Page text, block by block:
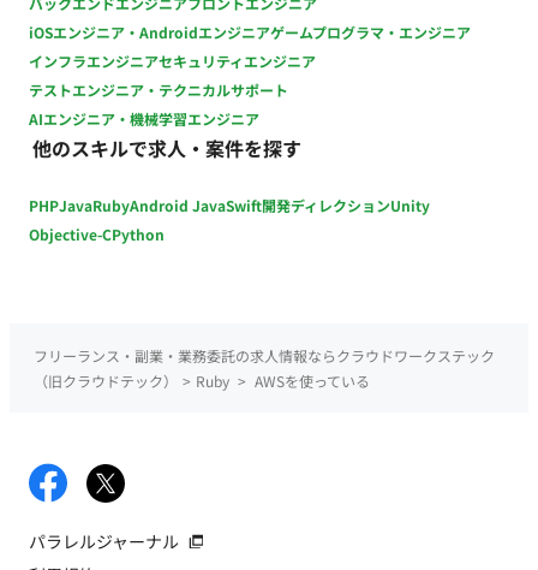
とに開発～単体テストを御依頼します。 ■開発環境 [フロントエ
ンド] ・Vue.js、TypeScript [バックエンド] ・Ruby on rails [バ
ッチ処理] ・GO [APIサーバー] ・Java [DB] ・MySQL [インフラ]
AWS Service：DynamoDB / Aurora / Lambda ※新技術は積極
的に検証・採用して開発を進めます。 ■AIツール Devin claude
自社開発のAI ■チーム環境 チーム単位で協力して作業を進める
問すれば助けてもらえるような雰囲気で行っております。
iOSエンジニア・Androidエンジニアゲームプログラマ・エンジニア
インフラエンジニアセキュリティエンジニア
テストエンジニア・テクニカルサポート
AIエンジニア・機械学習エンジニア
他のスキルで求人・案件を探す
PHPJavaRubyAndroid JavaSwift開発ディレクションUnity
Objective-CPython
フリーランス・副業・業務委託の求人情報ならクラウドワークステック
（旧クラウドテック）
> Ruby > AWSを使っている
パラレルジャーナル